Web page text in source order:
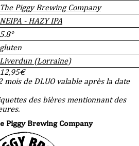
The Piggy Brewing Company
NEIPA - HAZY IPA
5.8°
gluten
Liverdun (Lorraine)
12,95€
mois de DLUO valable après la date
des bières mentionnant des
Piggy Brewing Company